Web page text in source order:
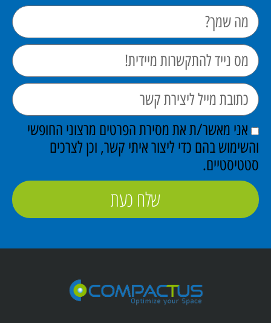
אני מאשר/ת את מסירת הפרטים מרצוני החופשי
והשימוש בהם כדי ליצור איתי קשר, וכן לצרכים
סטטיסטיים.
שלח כעת